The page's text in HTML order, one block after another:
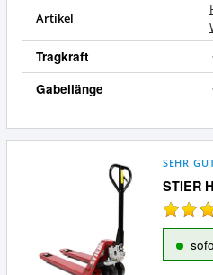
Artikel
Tragkraft
Gabellänge
STIER
SEHR